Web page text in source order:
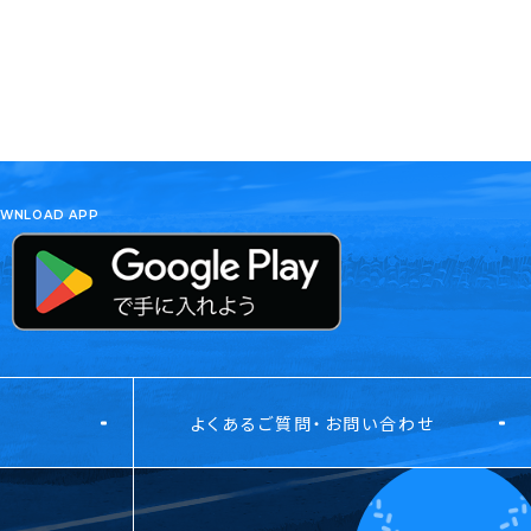
APP
よくあるご質問・お問い合わせ